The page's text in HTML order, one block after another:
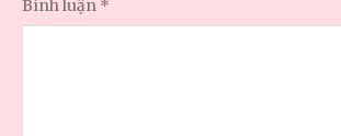
Bình luận *